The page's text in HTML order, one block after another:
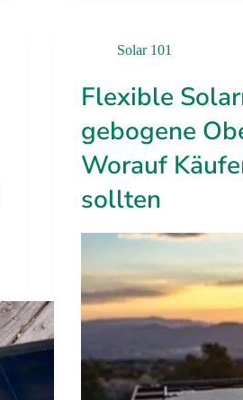
Solar 101
Flexible
gebogene
Worauf
sollten